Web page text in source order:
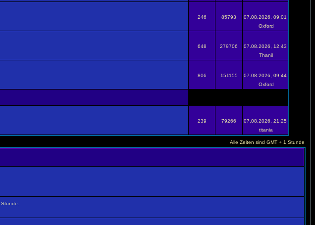
246 85793
07.08.2026, 09:01
Oxford
648 279706
07.08.2026, 12:43
Thanil
806 151155
07.08.2026, 09:44
Oxford
239 79266
07.08.2026, 21:25
titania
Alle Zeiten sind GMT + 1 Stunde